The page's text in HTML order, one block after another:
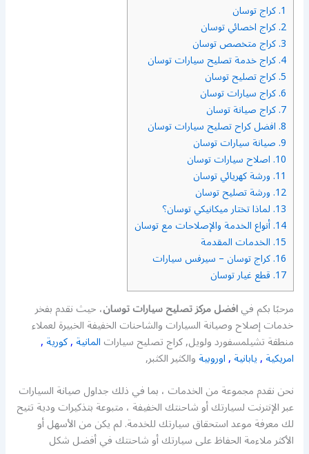
1. كراج توسان
2. كراج اخصائي توسان
3. كراج متخصص توسان
4. كراج خدمة تصليح سيارات توسان
5. كراج تصليح توسان
6. كراج سيارات توسان
7. كراج صيانة توسان
8. افضل كراح تصليح سيارات توسان
9. صيانة سيارات توسان
10. اصلاح سيارات توسان
11. ورشة كهريائي توسان
12. ورشة تصليح توسان
13. لماذا تختار ميكانيكي توسان؟
14. أنواع الخدمة والإصلاحات مع توسان
15. الخدمات المقدمة
16. كراج توسان – سيرفس سيارات
17. قطع غيار توسان
مرحبًا بكم فيافضل مركز تصليح سيارات توسان، حيث نقدم بفخر
خدمات إصلاح وصيانة السيارات والشاحنات الخفيفة الخبيرة لعملاء
منطقة تشيلمسفورد ولويل, كراج تصليح سياراتالمانية,كورية,
امريكية,يابانية,اوروبيةوالكثير الكثبر,
نحن نقدم مجموعة من الخدمات ، بما في ذلك جداول صيانة السيارات
عبر الإنترنت لسيارتك أو شاحنتك الخفيفة ، متبوعة بتذكيرات ودية تتيح
لك معرفة موعد استحقاق سيارتك للخدمة. لم يكن من الأسهل أو
الأكثر ملاءمة الحفاظ على سيارتك أو شاحنتك في أفضل شكل